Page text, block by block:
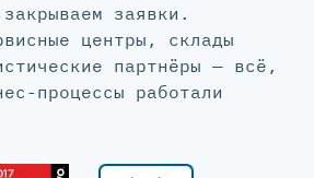
заявки.
центры, склады
партнёры — всё,
процессы работали